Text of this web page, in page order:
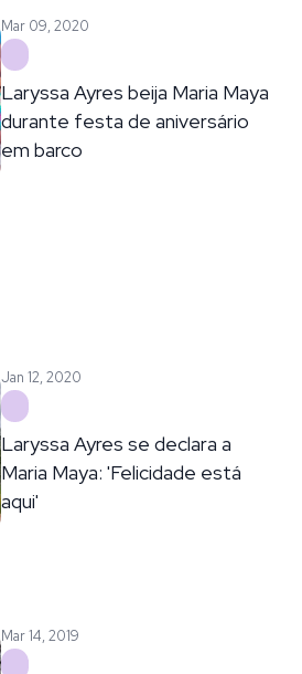
Mar 09, 2020
Laryssa Ayres beija Maria Maya
durante festa de aniversário
em barco
Jan 12, 2020
Laryssa Ayres se declara a
Maria Maya: 'Felicidade está
aqui'
Mar 14, 2019